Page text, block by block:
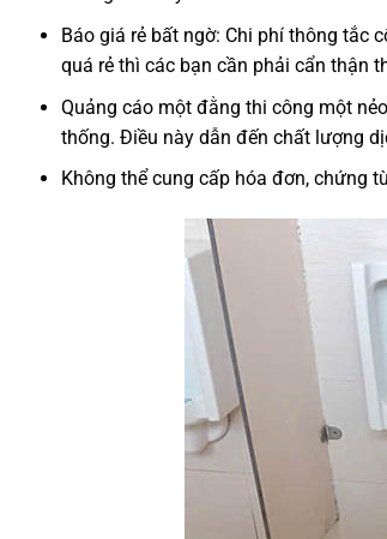
Báo giá rẻ bất ngờ: Chi phí thông tắc
quá rẻ thì các bạn cần phải cẩn thận
Quảng cáo một đằng thi công một
thống. Điều này dẫn đến chất lượng
Không thể cung cấp hóa đơn, chứng